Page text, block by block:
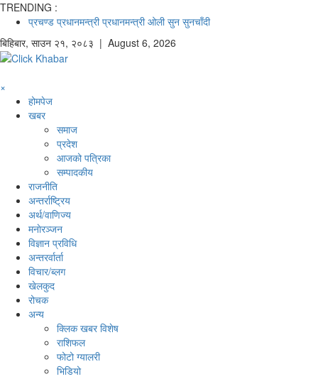
TRENDING :
प्रचण्ड प्रधानमन्त्री प्रधानमन्त्री ओली सुन सुनचाँदी
बिहिबार, साउन २१, २०८३ | August 6, 2026
×
होमपेज
खबर
समाज
प्रदेश
आजको पत्रिका
सम्पादकीय
राजनीति
अन्तर्राष्ट्रिय
अर्थ/वाणिज्य
मनाेरञ्जन
विज्ञान प्रविधि
अन्तरर्वार्ता
विचार/ब्लग
खेलकुद
रोचक
अन्य
क्लिक खबर विशेष
राशिफल
फोटो ग्यालरी
भिडियो